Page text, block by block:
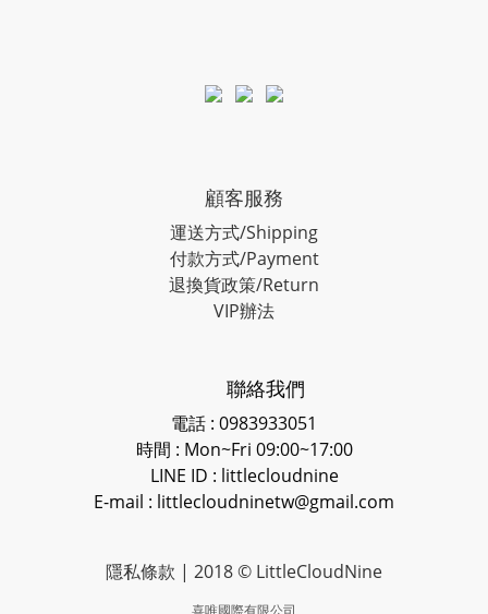
顧客服務
運送方式/Shipping
付款方式/Payment
退換貨政策/Return
VIP辦法
聯絡我們
電話 : 0983933051
時間 : Mon~Fri 09:00~17:00
LINE ID : littlecloudnine
E-mail : littlecloudninetw@gmail.com
隱私條款 | 2018 © LittleCloudNine
喜唯國際有限公司